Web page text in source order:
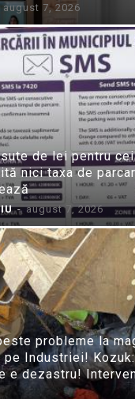
august 7, 2026
de lei pentru
nici taxa de
- august 7, 2026
probleme la
pe Industriei!
e dezastru!